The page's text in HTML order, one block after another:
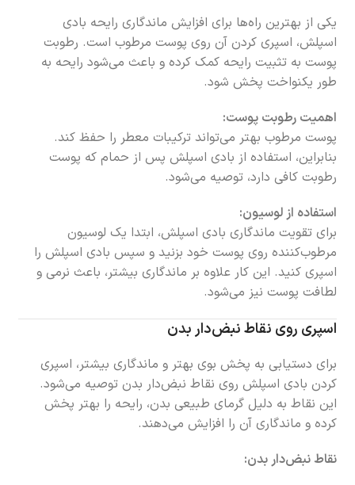
یکی از بهترین راه‌ها برای افزایش ماندگاری رایحه بادی
اسپلش، اسپری کردن آن روی پوست مرطوب است. رطوبت
پوست به تثبیت رایحه کمک کرده و باعث می‌شود رایحه به
طور یکنواخت پخش شود.
اهمیت رطوبت پوست:
پوست مرطوب بهتر می‌تواند ترکیبات معطر را حفظ کند.
بنابراین، استفاده از بادی اسپلش پس از حمام که پوست
رطوبت کافی دارد، توصیه می‌شود.
استفاده از لوسیون:
برای تقویت ماندگاری بادی اسپلش، ابتدا یک لوسیون
مرطوب‌کننده روی پوست خود بزنید و سپس بادی اسپلش را
اسپری کنید. این کار علاوه بر ماندگاری بیشتر، باعث نرمی و
لطافت پوست نیز می‌شود.
اسپری روی نقاط نبض‌دار بدن
برای دستیابی به پخش بوی بهتر و ماندگاری بیشتر، اسپری
کردن بادی اسپلش روی نقاط نبض‌دار بدن توصیه می‌شود.
این نقاط به دلیل گرمای طبیعی بدن، رایحه را بهتر پخش
کرده و ماندگاری آن را افزایش می‌دهند.
نقاط نبض‌دار بدن: